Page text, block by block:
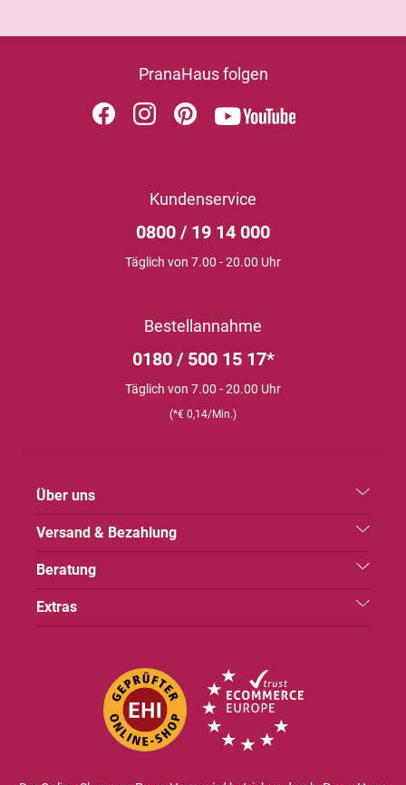
PranaHaus folgen
Kundenservice
0800 / 19 14 000
Täglich von 7.00 - 20.00 Uhr
Bestellannahme
0180 / 500 15 17*
Täglich von 7.00 - 20.00 Uhr
(*€ 0,14/Min.)
Über uns
Versand & Bezahlung
Beratung
Extras